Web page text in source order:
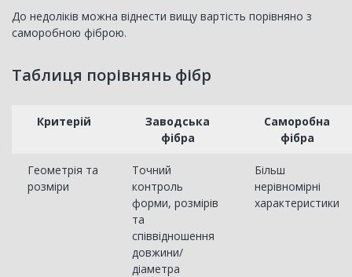
До недоліків можна віднести вищу вартість порівняно з
саморобною фіброю.
Таблиця порівнянь фібр
Критерій
Заводська
фібра
Саморобна
фібра
Геометрія та
розміри
Точний
контроль
форми, розмірів
та
співвідношення
довжини/
діаметра
Більш
нерівномірні
характеристики